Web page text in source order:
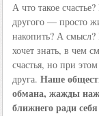
А что такое
другого — просто
накопить? А
хочет знать, в чем
счастья, но при
друга. Наше
обмана, жажды
ближнего ради